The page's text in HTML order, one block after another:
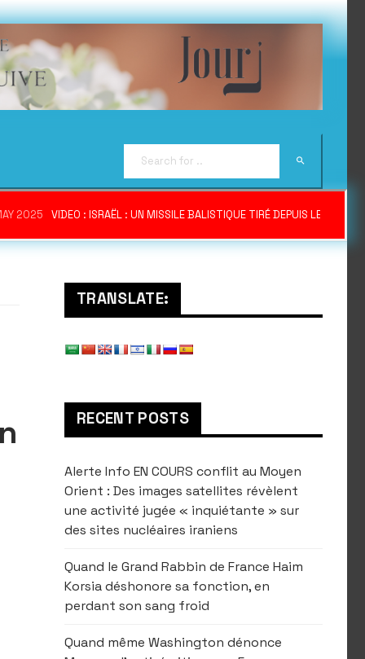
2025 VIDEO : ISRAËL : UN MISSILE BALISTIQUE TIRÉ DEPUIS LE YÉMEN
TRANSLATE:
RECENT POSTS
Alerte Info EN COURS conflit au Moyen
Orient : Des images satellites révèlent
une activité jugée « inquiétante » sur
des sites nucléaires iraniens
Quand le Grand Rabbin de France Haim
Korsia déshonore sa fonction, en
perdant son sang froid
Quand même Washington dénonce